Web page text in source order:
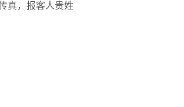
真，报客人贵姓